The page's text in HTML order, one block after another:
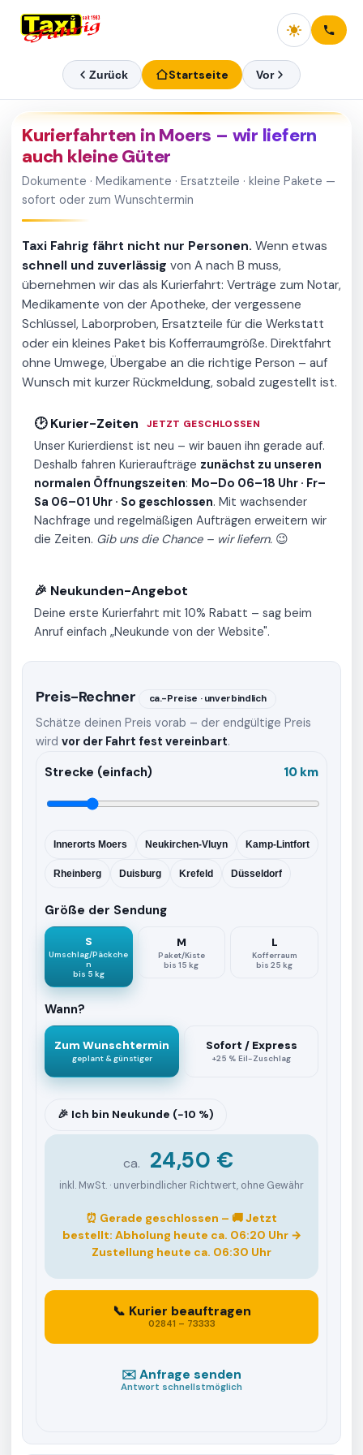
Zurück Startseite Vor
Kurierfahrten in Moers – wir liefern
auch kleine Güter
Dokumente · Medikamente · Ersatzteile · kleine Pakete —
sofort oder zum Wunschtermin
Taxi Fahrig fährt nicht nur Personen. Wenn etwas
schnell und zuverlässig von A nach B muss,
übernehmen wir das als Kurierfahrt: Verträge zum Notar,
Medikamente von der Apotheke, der vergessene
Schlüssel, Laborproben, Ersatzteile für die Werkstatt
oder ein kleines Paket bis Kofferraumgröße. Direktfahrt
ohne Umwege, Übergabe an die richtige Person – auf
Wunsch mit kurzer Rückmeldung, sobald zugestellt ist.
🕑 Kurier-Zeiten JETZT GESCHLOSSEN
Unser Kurierdienst ist neu – wir bauen ihn gerade auf.
Deshalb fahren Kurieraufträge zunächst zu unseren
normalen Öffnungszeiten: Mo–Do 06–18 Uhr · Fr–
Sa 06–01 Uhr · So geschlossen. Mit wachsender
Nachfrage und regelmäßigen Aufträgen erweitern wir
die Zeiten. Gib uns die Chance – wir liefern. 😉
🎉 Neukunden-Angebot
Deine erste Kurierfahrt mit 10% Rabatt – sag beim
Anruf einfach „Neukunde von der Website".
Preis-Rechner ca.-Preise · unverbindlich
Schätze deinen Preis vorab – der endgültige Preis
wird vor der Fahrt fest vereinbart.
Strecke (einfach) 10 km
Innerorts Moers Neukirchen-Vluyn Kamp-Lintfort
Rheinberg Duisburg Krefeld Düsseldorf
Größe der Sendung
S
Umschlag/Päckche
n
bis 5 kg
M
Paket/Kiste
bis 15 kg
L
Kofferraum
bis 25 kg
Wann?
Zum Wunschtermin
geplant & günstiger
Sofort / Express
+25 % Eil-Zuschlag
🎉 Ich bin Neukunde (−10 %)
ca. 24,50 €
inkl. MwSt. · unverbindlicher Richtwert, ohne Gewähr
⏰ Gerade geschlossen – 🚚 Jetzt
bestellt: Abholung heute ca. 06:20 Uhr→
Zustellung heute ca. 06:30 Uhr
📞 Kurier beauftragen
02841 – 73333
✉️ Anfrage senden
Antwort schnellstmöglich